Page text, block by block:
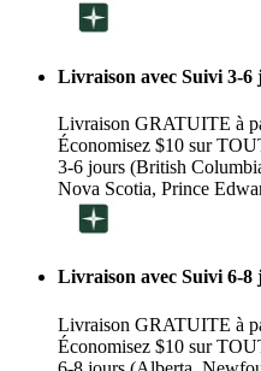
Livraison avec Suivi 3-6
Livraison GRATUITE à
Économisez $10 sur
3-6 jours (British
Nova Scotia, Prince
Livraison avec Suivi 6-8
Livraison GRATUITE à
Économisez $10 sur